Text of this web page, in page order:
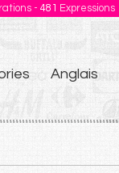
- 481 Expressions
Anglais